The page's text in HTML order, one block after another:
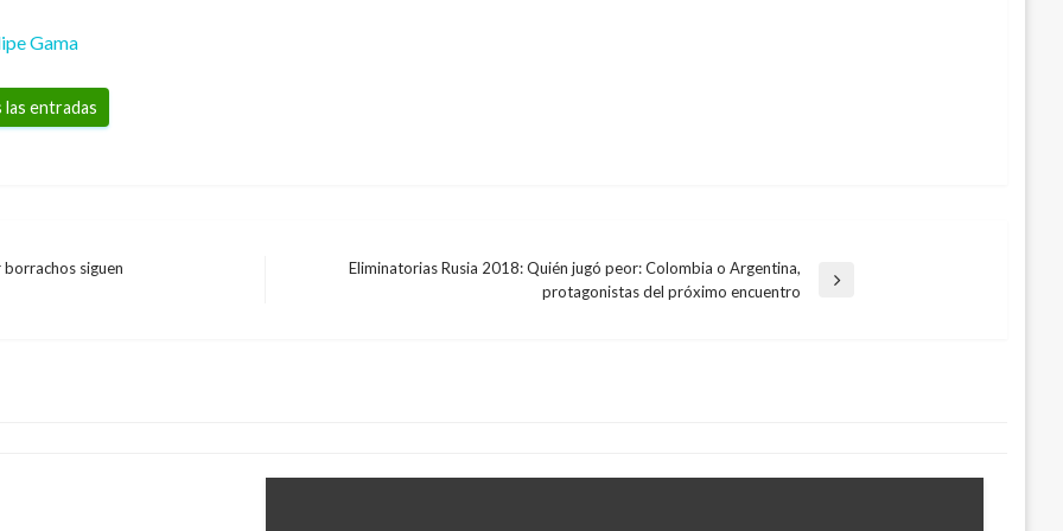
Gama
entradas
siguen
Eliminatorias Rusia 2018: Quién jugó peor: Colombia o Argentina,
protagonistas del próximo encuentro